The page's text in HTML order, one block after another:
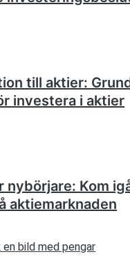
till aktier:
investera i aktier
Kom
aktiemarknaden